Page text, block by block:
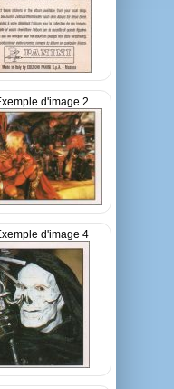
d'image 2
d'image 4